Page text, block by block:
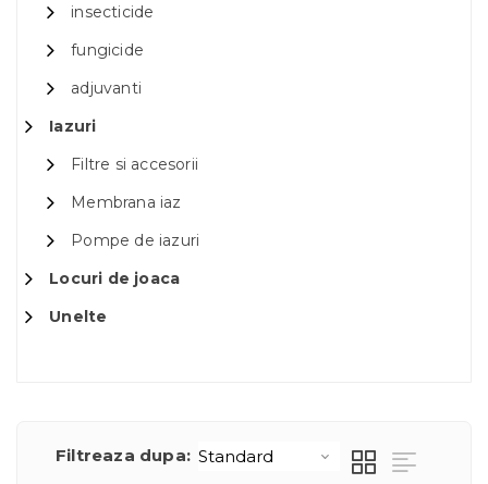
insecticide
fungicide
adjuvanti
Iazuri
Filtre si accesorii
Membrana iaz
Pompe de iazuri
Locuri de joaca
Unelte
Filtreaza dupa: